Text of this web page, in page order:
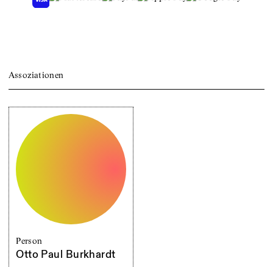
Assoziationen
Person
Otto Paul Burkhardt